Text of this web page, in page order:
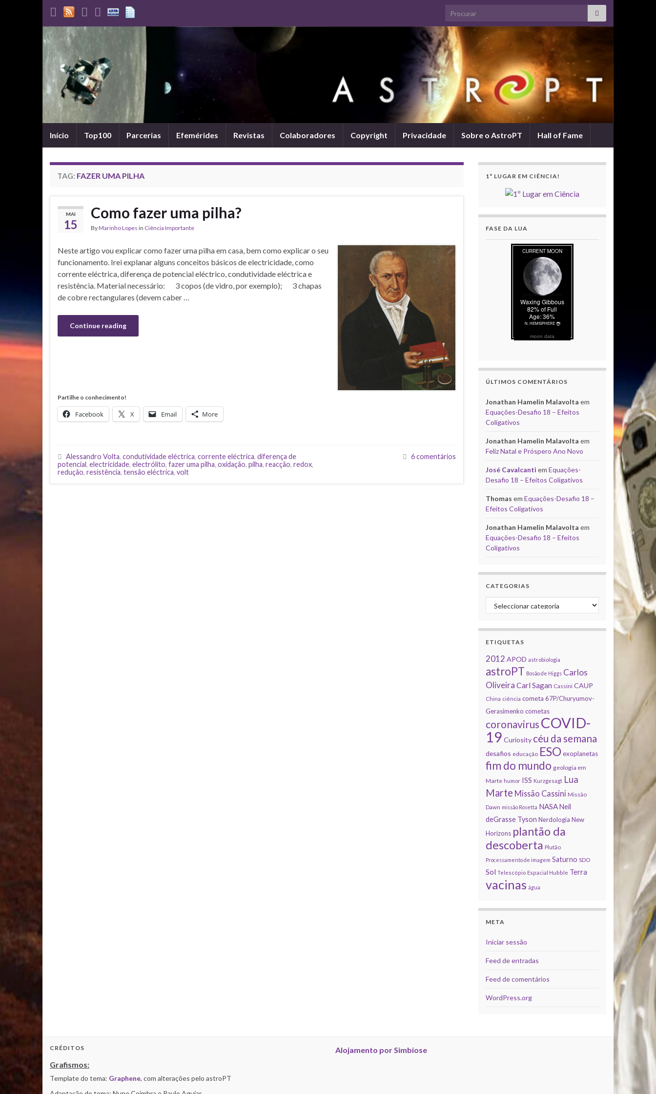
Search for:
Início Top100 Parcerias Efemérides Revistas Colaboradores Copyright Privacidade Sobre o AstroPT Hall of Fame
TAG: FAZER UMA PILHA
MAI
15
Como fazer uma pilha?
ByMarinho Lopes in Ciência Importante
Neste artigo vou explicar como fazer uma pilha em casa, bem como explicar o seu
funcionamento. Irei explanar alguns conceitos básicos de electricidade, como
corrente eléctrica, diferença de potencial eléctrico, condutividade eléctrica e
resistência. Material necessário: 3 copos (de vidro, por exemplo); 3 chapas
de cobre rectangulares (devem caber …
Continue reading
Partilhe o conhecimento!
Facebook X Email More
Alessandro Volta, condutividade eléctrica, corrente eléctrica, diferença de
potencial, electricidade, electrólito, fazer uma pilha, oxidação, pilha, reacção, redox,
redução, resistência, tensão eléctrica, volt
6 comentários
1º LUGAR EM CIÊNCIA!
FASE DA LUA
moon data
ÚLTIMOS COMENTÁRIOS
Jonathan Hamelin Malavolta em
Equações-Desafio 18 – Efeitos
Coligativos
Jonathan Hamelin Malavolta em
Feliz Natal e Próspero Ano Novo
José Cavalcanti em Equações-
Desafio 18 – Efeitos Coligativos
Thomas em Equações-Desafio 18 –
Efeitos Coligativos
Jonathan Hamelin Malavolta em
Equações-Desafio 18 – Efeitos
Coligativos
CATEGORIAS
Categorias
ETIQUETAS
2012 APOD astrobiologia
astroPT Bosão de Higgs Carlos
Oliveira Carl Sagan Cassini CAUP
China ciência cometa 67P/Churyumov-
Gerasimenko cometas
coronavirus COVID-
19 Curiosity céu da semana
desafios educação ESO exoplanetas
fim do mundo geologia em
Marte humor ISS Kurzgesagt Lua
Marte Missão Cassini Missão
Dawn missão Rosetta NASA Neil
deGrasse Tyson Nerdologia New
Horizons plantão da
descoberta Plutão
Processamento de imagem Saturno SDO
Sol Telescópio Espacial Hubble Terra
vacinas água
META
Iniciar sessão
Feed de entradas
Feed de comentários
WordPress.org
CRÉDITOS
Grafismos:
Template do tema: Graphene, com alterações pelo astroPT
Alojamento por Simbiose